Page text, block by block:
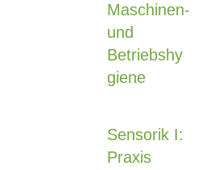
Maschinen-
und
Betriebshy
giene
Sensorik I:
Praxis